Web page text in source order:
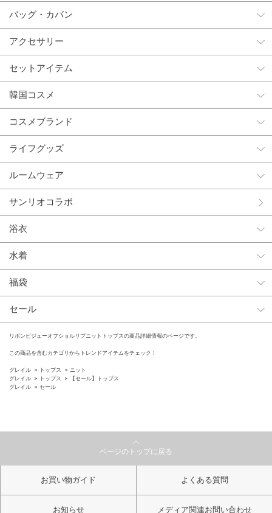
バッグ・カバン
アクセサリー
セットアイテム
韓国コスメ
コスメブランド
ライフグッズ
ルームウェア
サンリオコラボ
浴衣
水着
福袋
セール
リボンビジューオフショルリブニットトップスの商品詳細情報のページです。
この商品を含むカテゴリからトレンドアイテムをチェック！
グレイル トップス
ニット
グレイル
トップス
【セール】トップス
グレイル
セール
ページのトップに戻る
お買い物ガイド よくある質問
お知らせ メディア関連お問い合わせ